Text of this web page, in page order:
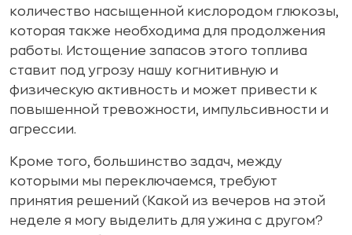
количество насыщенной кислородом глюкозы,
которая также необходима для продолжения
работы. Истощение запасов этого топлива
ставит под угрозу нашу когнитивную и
физическую активность и может привести к
повышенной тревожности, импульсивности и
агрессии.
Кроме того, большинство задач, между
которыми мы переключаемся, требуют
принятия решений (Какой из вечеров на этой
неделе я могу выделить для ужина с другом?